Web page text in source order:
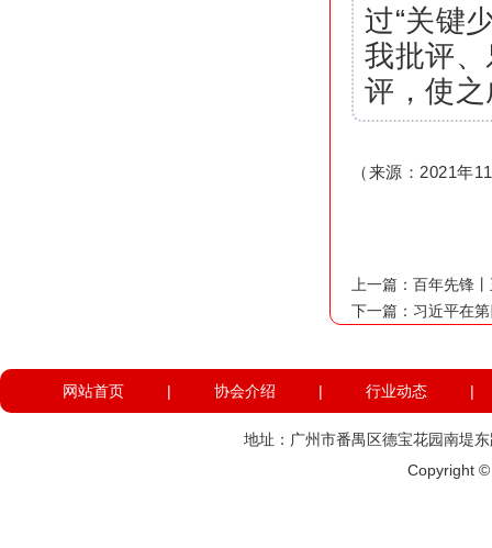
过“关键
我批评
评，使
（来源：2021年
上一篇： 百年先锋
下一篇： 习近平在
网站首页 | 协会介绍 | 行业动态 |
地址：广州市番禺区德宝花园南
Copyright